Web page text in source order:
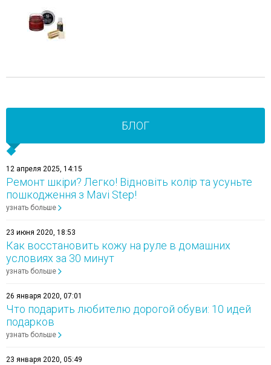
БЛОГ
12 апреля 2025, 14:15
Ремонт шкіри? Легко! Відновіть колір та усуньте
пошкодження з Mavi Step!
узнать больше
23 июня 2020, 18:53
Как восстановить кожу на руле в домашних
условиях за 30 минут
узнать больше
26 января 2020, 07:01
Что подарить любителю дорогой обуви: 10 идей
подарков
узнать больше
23 января 2020, 05:49